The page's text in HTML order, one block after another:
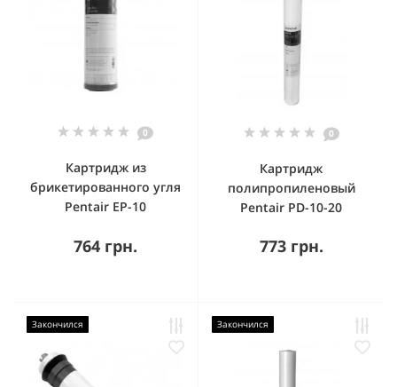
0
Картридж из
брикетированного угля
Pentair EP-10
764 грн.
0
Картридж
полипропиленовый
Pentair PD-10-20
773 грн.
Закончился Закончился